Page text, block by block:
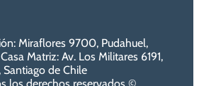
Miraflores 9700, Pudahuel,
Matriz: Av. Los Militares 6191,
Santiago de Chile